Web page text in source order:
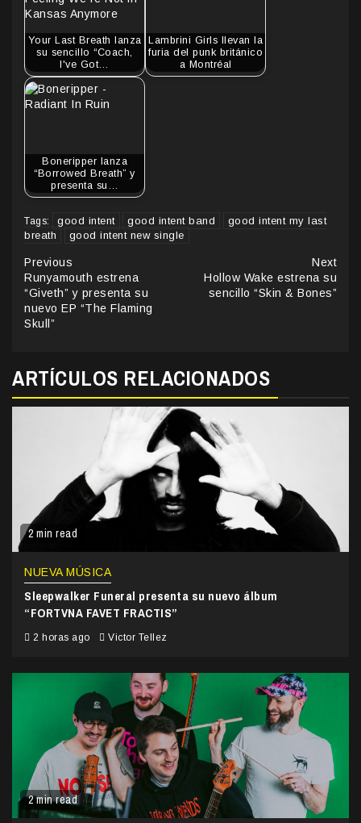
Your Last Breath lanza
su sencillo “Coach,
I've Got…
Lambrini Girls llevan la
furia del punk británico
a Montréal
Boneripper lanza
“Borrowed Breath” y
presenta su…
Tags: good intent good intent band
good intent my last
breath
good intent new single
Continue
Reading
Previous
Runyamouth estrena
“Giveth” y presenta su
nuevo EP “The Flaming
Skull”
Next
Hollow Wake estrena su
sencillo “Skin & Bones”
ARTÍCULOS RELACIONADOS
2 min read
NUEVA MÚSICA
Sleepwalker Funeral presenta su nuevo álbum
“FORTVNA FAVET FRACTIS”
2 horas ago Victor Tellez
2 min read